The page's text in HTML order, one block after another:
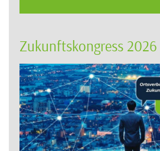
Zukunftskongress 2026